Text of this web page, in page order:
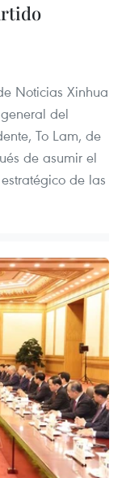
Noticias Xinhua
del
To Lam, de
de asumir el
de las